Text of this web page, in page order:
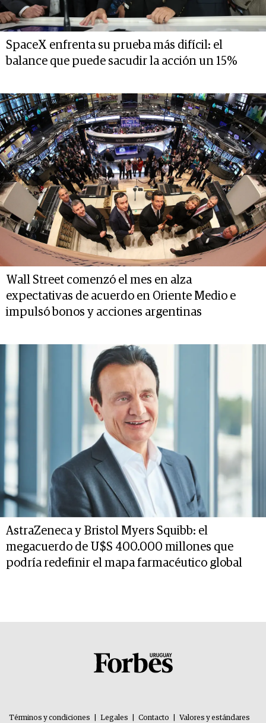
SpaceX enfrenta su prueba más difícil: el
balance que puede sacudir la acción un 15%
Wall Street comenzó el mes en alza
expectativas de acuerdo en Oriente Medio e
impulsó bonos y acciones argentinas
AstraZeneca y Bristol Myers Squibb: el
megacuerdo de U$S 400.000 millones que
podría redefinir el mapa farmacéutico global
Términos y condiciones Legales Contacto Valores y estándares